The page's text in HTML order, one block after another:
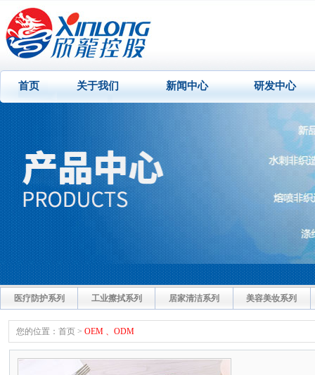
首页 关于我们 新闻中心 研发中心
医疗防护系列 工业擦拭系列 居家清洁系列 美容美妆系列
您的位置： 首页 > OEM 、ODM